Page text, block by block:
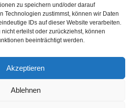
zu speichern und/oder darauf
Technologien zustimmst, können wir Daten
IDs auf dieser Website verarbeiten.
erteilst oder zurückziehst, können
beeinträchtigt werden.
Akzeptieren
Ablehnen